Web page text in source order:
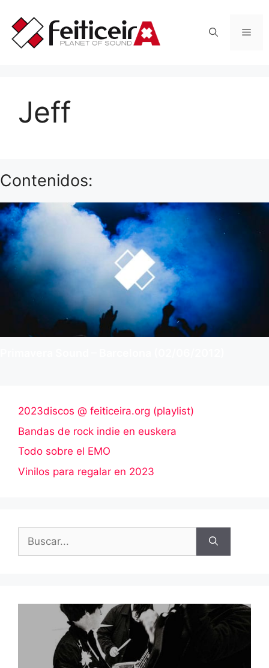
contenido
Jeff
Contenidos:
2023discos @ feiticeira.org (playlist)
Bandas de rock indie en euskera
Todo sobre el EMO
Vinilos para regalar en 2023